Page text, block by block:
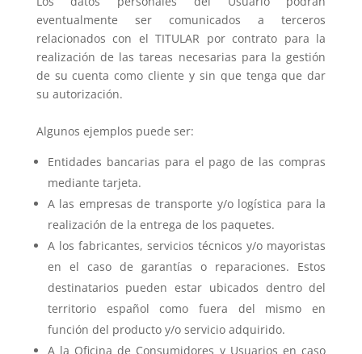
eventualmente ser comunicados a terceros
relacionados con el TITULAR por contrato para la
realización de las tareas necesarias para la gestión
de su cuenta como cliente y sin que tenga que dar
su autorización.
Algunos ejemplos puede ser:
Entidades bancarias para el pago de las compras
mediante tarjeta.
A las empresas de transporte y/o logística para la
realización de la entrega de los paquetes.
A los fabricantes, servicios técnicos y/o mayoristas
en el caso de garantías o reparaciones. Estos
destinatarios pueden estar ubicados dentro del
territorio español como fuera del mismo en
función del producto y/o servicio adquirido.
A la Oficina de Consumidores y Usuarios en caso